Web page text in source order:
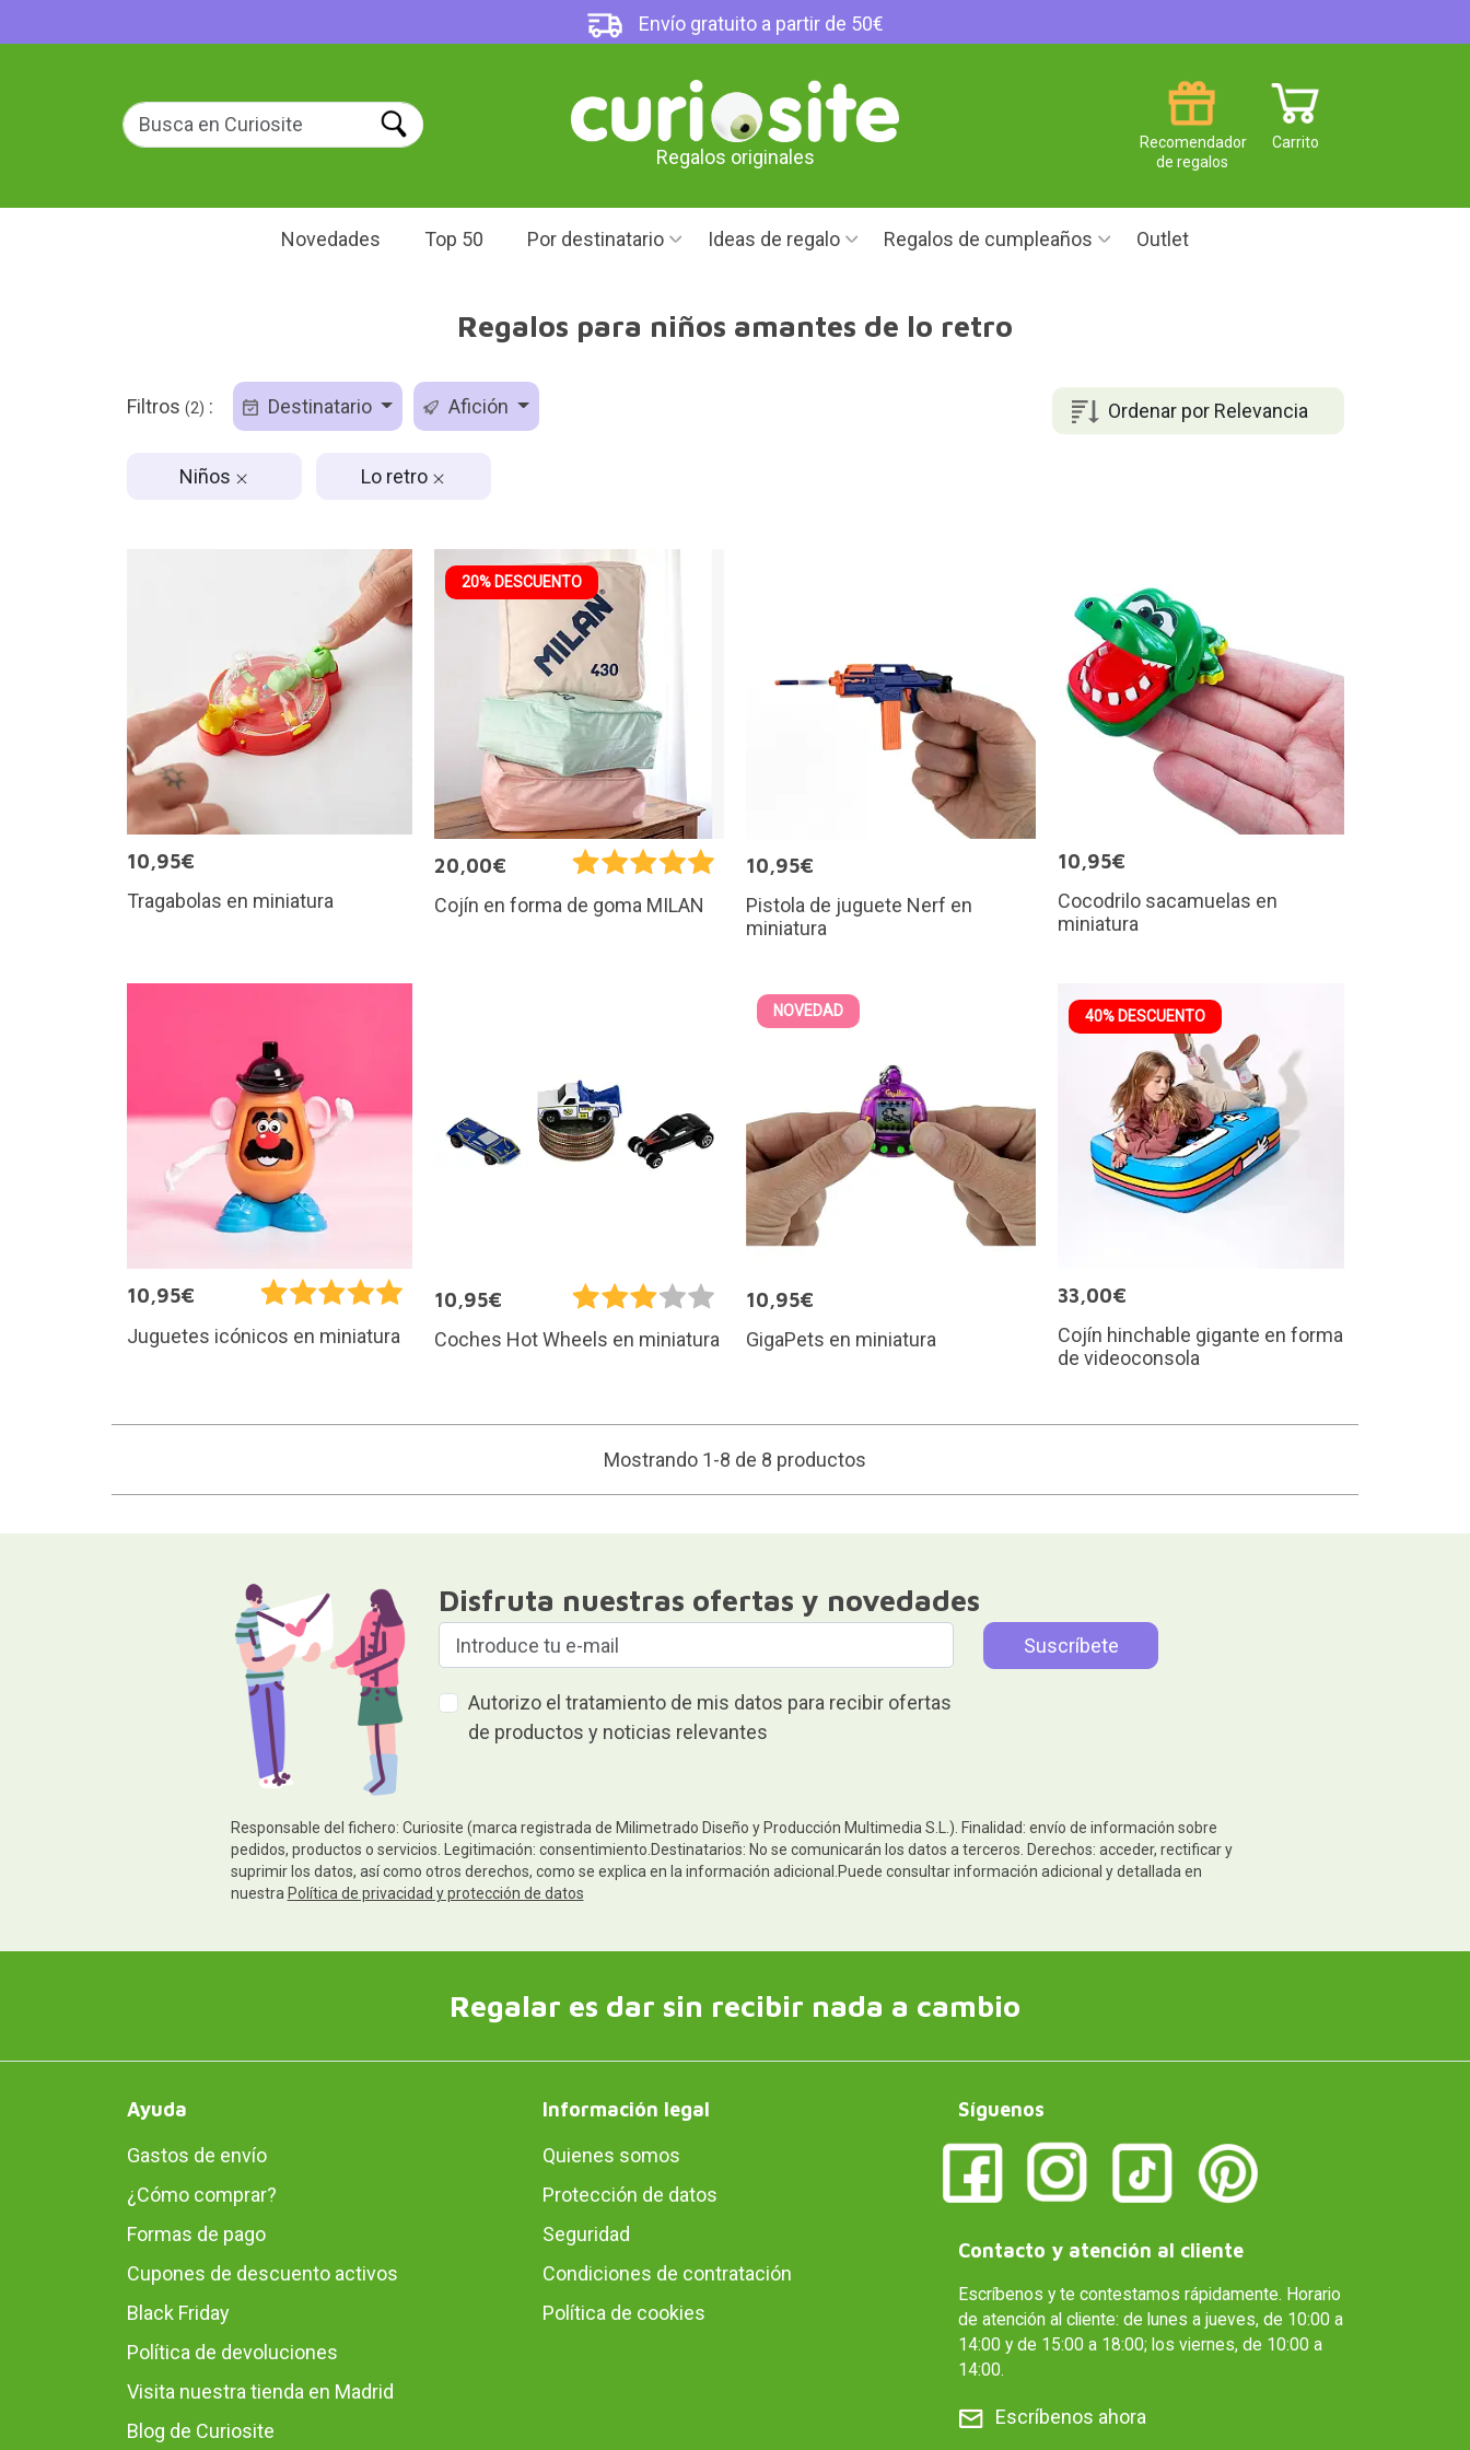
Envío gratuito a partir de 50€
Regalos originales
Carrito
Recomendador
de regalos
Novedades Top 50 Por destinatario Ideas de regalo Regalos de cumpleaños Outlet
Regalos para niños amantes de lo retro
Ordenar por Relevancia
Filtros (2) : Destinatario Afición
Niños Lo retro
10,95€
Tragabolas en miniatura
20% DESCUENTO
20,00€
Cojín en forma de goma MILAN
10,95€
Pistola de juguete Nerf en
miniatura
10,95€
Cocodrilo sacamuelas en
miniatura
10,95€
Juguetes icónicos en miniatura
10,95€
Coches Hot Wheels en miniatura
NOVEDAD
10,95€
GigaPets en miniatura
40% DESCUENTO
33,00€
Cojín hinchable gigante en forma
de videoconsola
Mostrando 1-8 de 8 productos
Disfruta nuestras ofertas y novedades
Autorizo el tratamiento de mis datos para recibir ofertas
de productos y noticias relevantes
Responsable del fichero: Curiosite (marca registrada de Milimetrado Diseño y Producción Multimedia S.L.). Finalidad: envío de información sobre
pedidos, productos o servicios. Legitimación: consentimiento.Destinatarios: No se comunicarán los datos a terceros. Derechos: acceder, rectificar y
suprimir los datos, así como otros derechos, como se explica en la información adicional.Puede consultar información adicional y detallada en
nuestra Política de privacidad y protección de datos
Regalar es dar sin recibir nada a cambio
Ayuda
Gastos de envío
¿Cómo comprar?
Formas de pago
Cupones de descuento activos
Black Friday
Política de devoluciones
Visita nuestra tienda en Madrid
Blog de Curiosite
Información legal
Quienes somos
Protección de datos
Seguridad
Condiciones de contratación
Política de cookies
Síguenos
Contacto y atención al cliente
Escríbenos y te contestamos rápidamente. Horario
de atención al cliente: de lunes a jueves, de 10:00 a
14:00 y de 15:00 a 18:00; los viernes, de 10:00 a
14:00.
Escríbenos ahora